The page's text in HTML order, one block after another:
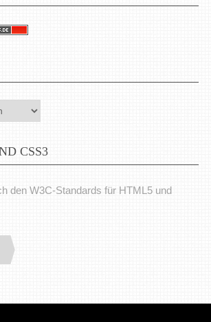
CSS3
den W3C-Standards für HTML5 und